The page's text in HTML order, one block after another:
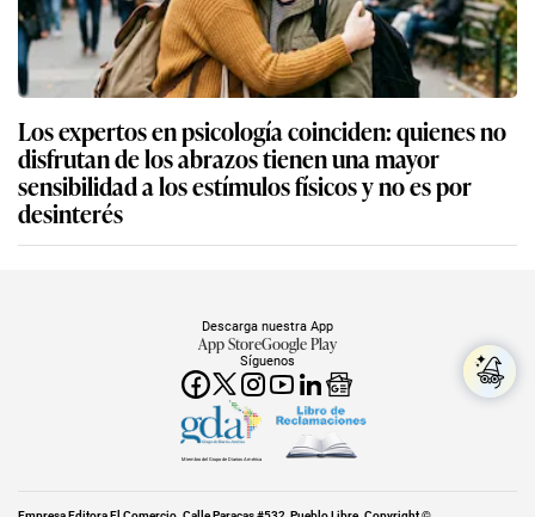
Los expertos en psicología coinciden: quienes no
disfrutan de los abrazos tienen una mayor
sensibilidad a los estímulos físicos y no es por
desinterés
Síguenos
Descarga nuestra App
App StoreGoogle Play
Miembro del Grupo de Diarios América